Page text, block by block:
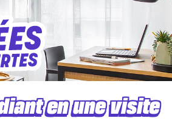
Ménage de votre appart’
en une visite